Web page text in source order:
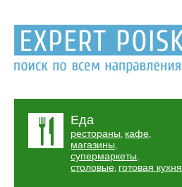
Еда
рестораны, кафе,
магазины,
супермаркеты,
столовые, готовая кухня